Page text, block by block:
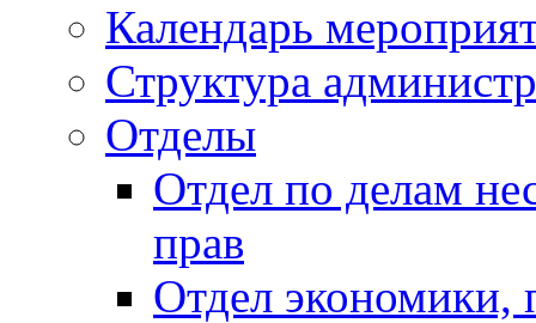
Календарь
Структура
Отделы
Отдел по делам
прав
Отдел экономики,